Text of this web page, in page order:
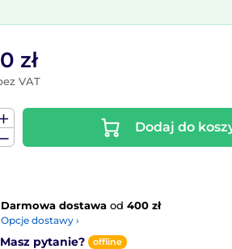
zł
VAT
Dodaj do
Darmowa dostawa od 400 zł
Opcje dostawy ›
Masz pytanie? offline